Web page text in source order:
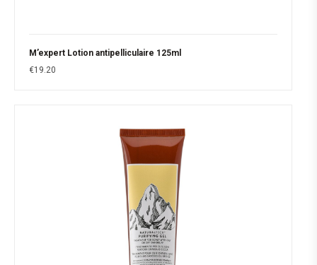
M’expert Lotion antipelliculaire 125ml
€19.20